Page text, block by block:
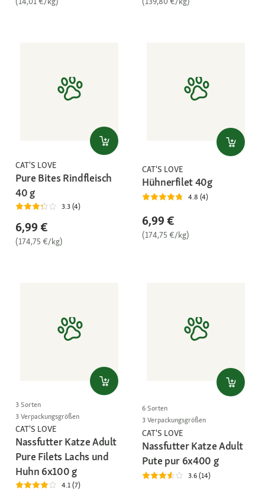
CAT'S LOVE
Pure Bites Rindfleisch
40 g
3.3 (4)
6,99 €
(174,75 €/kg)
CAT'S LOVE
Hühnerfilet 40g
4.8 (4)
6,99 €
(174,75 €/kg)
3 Sorten
3 Verpackungsgrößen
CAT'S LOVE
Nassfutter Katze Adult
Pure Filets Lachs und
Huhn 6x100 g
4.1 (7)
6 Sorten
3 Verpackungsgrößen
CAT'S LOVE
Nassfutter Katze Adult
Pute pur 6x400 g
3.6 (14)